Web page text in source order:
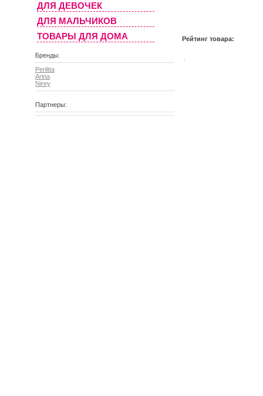
ДЛЯ ДЕВОЧЕК
ДЛЯ МАЛЬЧИКОВ
ТОВАРЫ ДЛЯ ДОМА
Бренды:
Perlitta
Arina
Nirey
Партнеры:
Рейтинг товара: